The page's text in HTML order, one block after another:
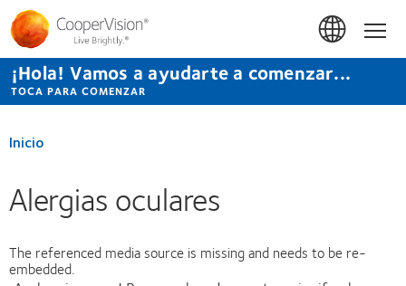
Pasar
contenido
principal
Inicio
¡Hola! Vamos a ayudarte a comenzar...
TOCA PARA COMENZAR
Inicio
Alergias oculares
The referenced media source is missing and needs to be re-
embedded.